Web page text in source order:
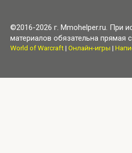
©2016-2026 г. Mmohelper.ru. При
материалов обязательна прямая
World of Warcraft| Онлайн-игры |